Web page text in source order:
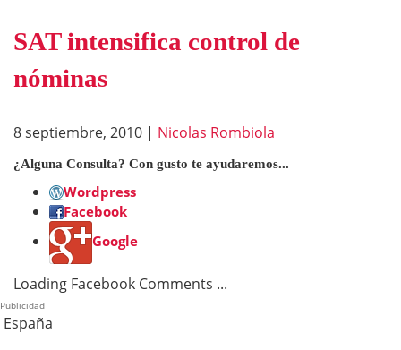
SAT intensifica control de
nóminas
8 septiembre, 2010 | Nicolas Rombiola
¿Alguna Consulta? Con gusto te ayudaremos...
Wordpress
Facebook
Google
Loading Facebook Comments ...
Publicidad
España